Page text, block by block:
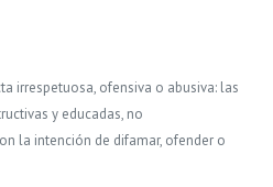
irrespetuosa, ofensiva o abusiva: las
y educadas, no
la intención de difamar, ofender o